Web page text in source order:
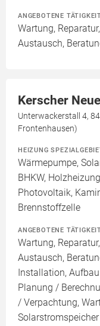
ANGEBOTENE
Wartung,
Austausch,
Kerscher
Unterwackerstall 4,
Frontenhausen)
HEIZUNG
Wärmepumpe,
BHKW,
Photovoltaik,
Brennstoffzelle
ANGEBOTENE
Wartung,
Austausch,
Installation,
Planung /
/ Verpachtung,